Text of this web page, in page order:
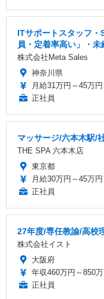
ITサポートスタッフ・
員・定着率高い」・
株式会社Meta Sales
神奈川県
月給31万円～45万円
正社員
マッサージ/六本木駅/
THE SPA 六本木店
東京都
月給30万円～45万円
正社員
27年度/専任教諭/高校
株式会社イスト
大阪府
年収460万円～850万
正社員